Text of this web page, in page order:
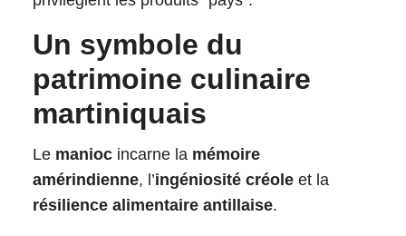
Un symbole du
patrimoine culinaire
martiniquais
Le manioc incarne la mémoire
amérindienne, l’ingéniosité créole et la
résilience alimentaire antillaise.